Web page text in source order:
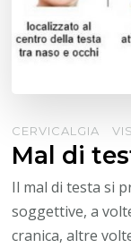
CERVICALGIA
Mal di
Il mal di testa si
soggettive, a
cranica, altre